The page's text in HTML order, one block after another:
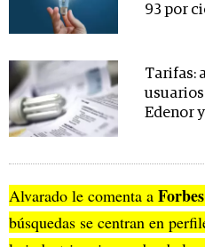
93 por
Tarifas:
Edenor
Alvarado le comenta a
búsquedas se centran en